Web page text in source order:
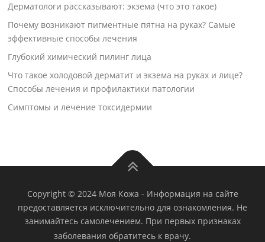
Дерматологи рассказывают: экзема (что это такое)
Почему возникают пигментные пятна на руках? Самые
эффективные способы лечения
Глубокий химический пилинг лица
Что такое холодовой дерматит и экзема на руках и лице?
Способы лечения и профилактики патологии
Симптомы и лечение токсидермии
Copyright © 2024 Моя Кожа - Информация на сайте
предоставляется исключительно для ознакомления. Не
занимайтесь самолечением. При первых признаках
заболевания обратитесь к врачу.